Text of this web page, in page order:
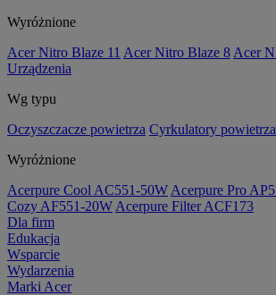
Wyróżnione
Acer Nitro Blaze 11 Acer Nitro Blaze 8 Acer
Urządzenia
Wg typu
Oczyszczacze powietrza Cyrkulatory powietrza
Wyróżnione
Acerpure Cool AC551-50W Acerpure Pro
Cozy AF551-20W Acerpure Filter ACF173
Dla firm
Edukacja
Wsparcie
Wydarzenia
Marki Acer